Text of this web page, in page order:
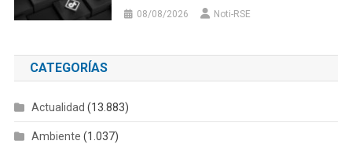
08/08/2026 Noti-RSE
CATEGORÍAS
Actualidad (13.883)
Ambiente (1.037)